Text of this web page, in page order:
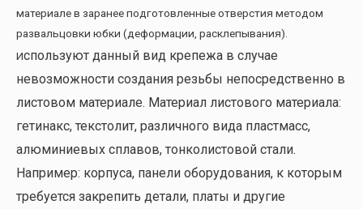
материале в заранее подготовленные отверстия методом
развальцовки юбки (деформации, расклепывания).
Используют данный вид крепежа в случае
невозможности создания резьбы непосредственно в
листовом материале. Материал листового материала:
гетинакс, текстолит, различного вида пластмасс,
алюминиевых сплавов, тонколистовой стали.
Например: корпуса, панели оборудования, к которым
требуется закрепить детали, платы и другие